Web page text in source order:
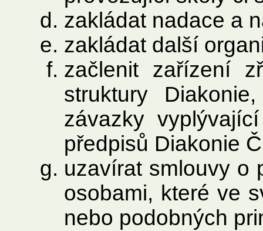
zakládat nadace a
zakládat další
začlenit zařízení
struktury
závazky
předpisů Diakonie
uzavírat smlouvy o
osobami, které ve
nebo podobných